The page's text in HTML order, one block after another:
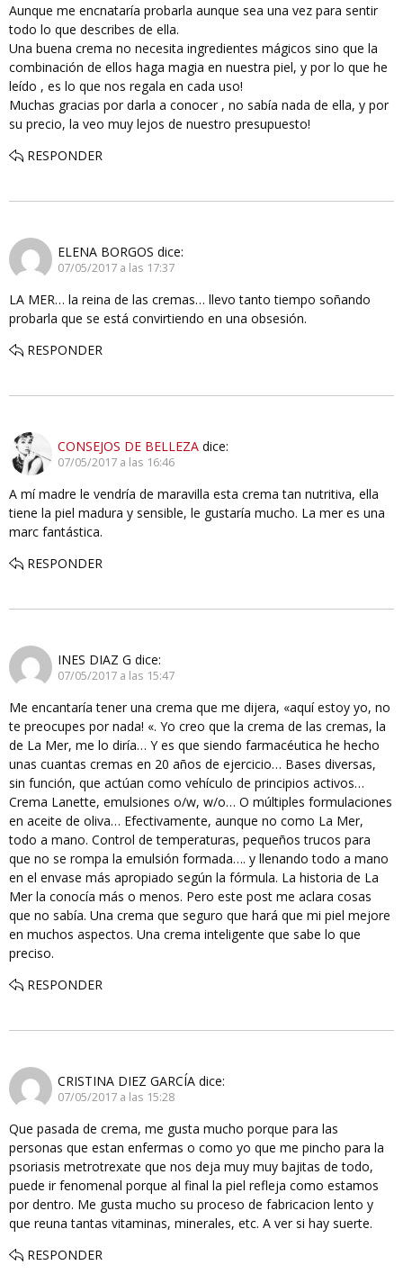
Aunque me encnataría probarla aunque sea una vez para sentir
todo lo que describes de ella.
Una buena crema no necesita ingredientes mágicos sino que la
combinación de ellos haga magia en nuestra piel, y por lo que he
leído , es lo que nos regala en cada uso!
Muchas gracias por darla a conocer , no sabía nada de ella, y por
su precio, la veo muy lejos de nuestro presupuesto!
RESPONDER
ELENA BORGOS dice:
07/05/2017 a las 17:37
LA MER… la reina de las cremas… llevo tanto tiempo soñando
probarla que se está convirtiendo en una obsesión.
RESPONDER
CONSEJOS DE BELLEZA dice:
07/05/2017 a las 16:46
A mí madre le vendría de maravilla esta crema tan nutritiva, ella
tiene la piel madura y sensible, le gustaría mucho. La mer es una
marc fantástica.
RESPONDER
INES DIAZ G dice:
07/05/2017 a las 15:47
Me encantaría tener una crema que me dijera, «aquí estoy yo, no
te preocupes por nada! «. Yo creo que la crema de las cremas, la
de La Mer, me lo diría… Y es que siendo farmacéutica he hecho
unas cuantas cremas en 20 años de ejercicio… Bases diversas,
sin función, que actúan como vehículo de principios activos…
Crema Lanette, emulsiones o/w, w/o… O múltiples formulaciones
en aceite de oliva… Efectivamente, aunque no como La Mer,
todo a mano. Control de temperaturas, pequeños trucos para
que no se rompa la emulsión formada…. y llenando todo a mano
en el envase más apropiado según la fórmula. La historia de La
Mer la conocía más o menos. Pero este post me aclara cosas
que no sabía. Una crema que seguro que hará que mi piel mejore
en muchos aspectos. Una crema inteligente que sabe lo que
preciso.
RESPONDER
CRISTINA DIEZ GARCÍA dice:
07/05/2017 a las 15:28
Que pasada de crema, me gusta mucho porque para las
personas que estan enfermas o como yo que me pincho para la
psoriasis metrotrexate que nos deja muy muy bajitas de todo,
puede ir fenomenal porque al final la piel refleja como estamos
por dentro. Me gusta mucho su proceso de fabricacion lento y
que reuna tantas vitaminas, minerales, etc. A ver si hay suerte.
RESPONDER